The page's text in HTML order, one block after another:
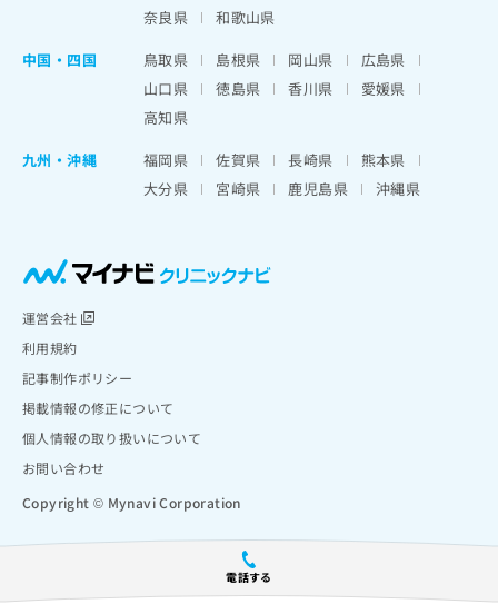
電話する
奈良県
和歌山県
中国・四国
鳥取県 島根県 岡山県
広島県
山口県
徳島県 香川県
愛媛県
高知県
九州・沖縄
福岡県 佐賀県 長崎県
熊本県
大分県
宮崎県 鹿児島県 沖縄県
運営会社
利用規約
記事制作ポリシー
掲載情報の修正について
個人情報の取り扱いについて
お問い合わせ
Copyright © Mynavi Corporation